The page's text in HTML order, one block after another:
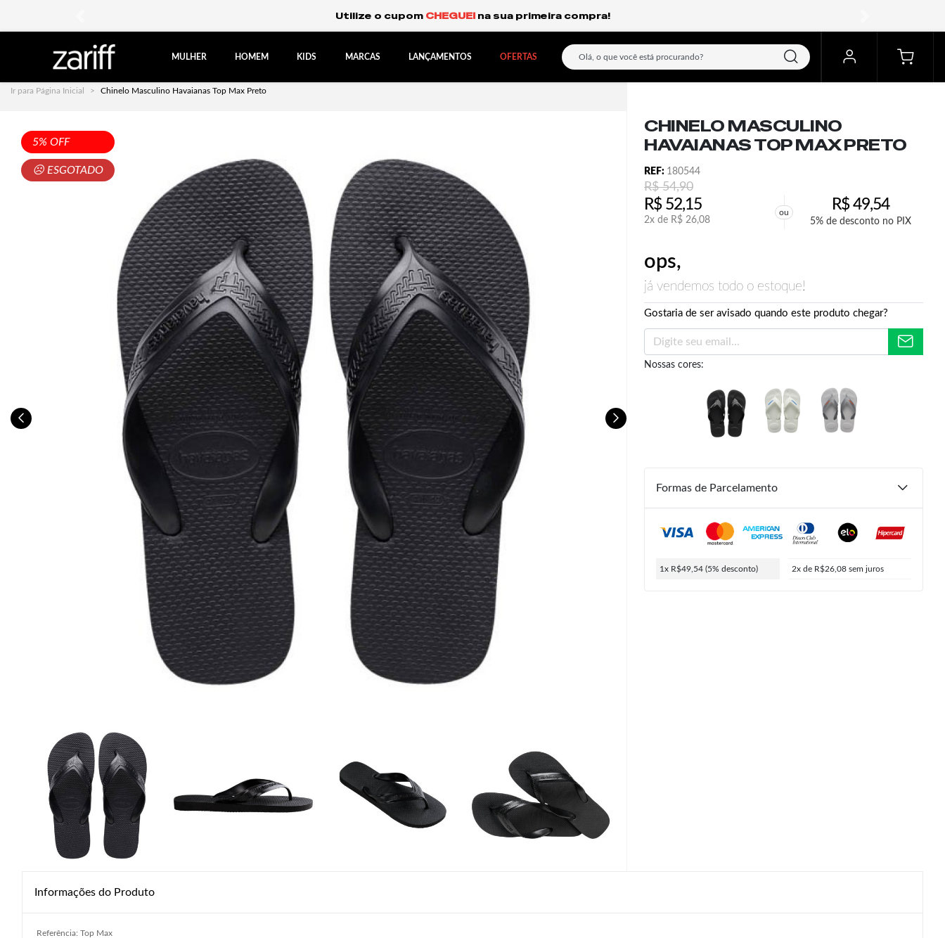
Frete Grátis Expresso para o Sul e São Paulo.
MULHER HOMEM KIDS MARCAS LANÇAMENTOS OFERTAS
Ir para Página Inicial Chinelo Masculino Havaianas Top Max Preto
5% OFF
☹ ESGOTADO
CHINELO MASCULINO
HAVAIANAS TOP MAX PRETO
REF: 180544
R$54,90
R$52,15
2x de R$ 26,08
ou R$49,54
5% de desconto no PIX
ops,
já vendemos todo o estoque!
Gostaria de ser avisado quando este produto chegar?
Nossas cores:
Formas de Parcelamento
1x R$49,54 (5% desconto) 2x de R$26,08 sem juros
Informações do Produto
Referência: Top Max